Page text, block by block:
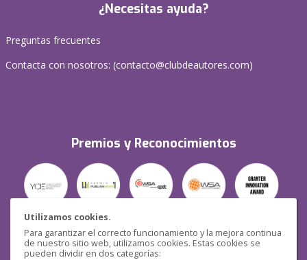
Utilizamos cookies.
Para garantizar el correcto funcionamiento y la mejora continua
de nuestro sitio web, utilizamos cookies. Estas cookies se
pueden dividir en dos categorías:
¿Necesitas ayuda?
Preguntas frecuentes
Contacta con nosotros: (contacto@clubdeautores.com)
Premios y Reconocimientos
Seguridad